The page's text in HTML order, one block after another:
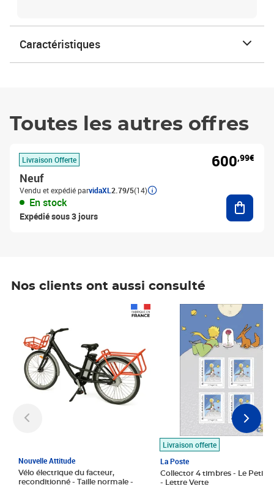
Caractéristiques
Toutes les autres offres
Livraison Offerte
Neuf
Vendu et expédié parvidaXL 2.79/5(14)
En stock
Expédié sous 3 jours
600,99€
Nos clients ont aussi consulté
Nouvelle Attitude
Vélo électrique du facteur,
reconditionné - Taille normale -
Livraison offerte
La Poste
Collector 4 timbres - Le Petit
- Lettre Verte
Prix 7,50€